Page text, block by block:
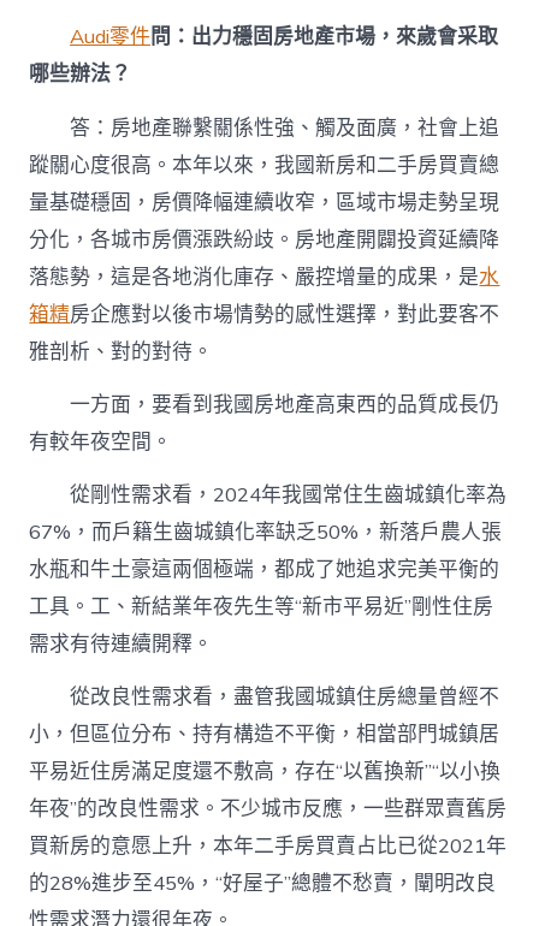
Audi零件問：出力穩固房地產市場，來歲會采取
哪些辦法？
答：房地產聯繫關係性強、觸及面廣，社會上追
蹤關心度很高。本年以來，我國新房和二手房買賣總
量基礎穩固，房價降幅連續收窄，區域市場走勢呈現
分化，各城市房價漲跌紛歧。房地產開闢投資延續降
落態勢，這是各地消化庫存、嚴控增量的成果，是水
箱精房企應對以後市場情勢的感性選擇，對此要客不
雅剖析、對的對待。
一方面，要看到我國房地產高東西的品質成長仍
有較年夜空間。
從剛性需求看，2024年我國常住生齒城鎮化率為
67%，而戶籍生齒城鎮化率缺乏50%，新落戶農人張
水瓶和牛土豪這兩個極端，都成了她追求完美平衡的
工具。工、新結業年夜先生等“新市平易近”剛性住房
需求有待連續開釋。
從改良性需求看，盡管我國城鎮住房總量曾經不
小，但區位分布、持有構造不平衡，相當部門城鎮居
平易近住房滿足度還不敷高，存在“以舊換新”“以小換
年夜”的改良性需求。不少城市反應，一些群眾賣舊房
買新房的意愿上升，本年二手房買賣占比已從2021年
的28%進步至45%，“好屋子”總體不愁賣，闡明改良
性需求潛力還很年夜。